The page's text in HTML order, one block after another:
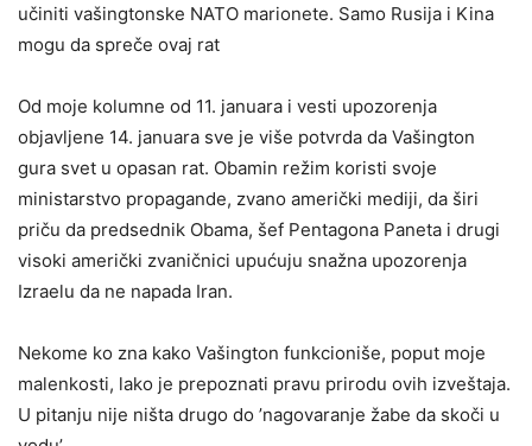
učiniti vašingtonske NATO marionete. Samo Rusija i Kina
mogu da spreče ovaj rat
Od moje kolumne od 11. januara i vesti upozorenja
objavljene 14. januara sve je više potvrda da Vašington
gura svet u opasan rat. Obamin režim koristi svoje
ministarstvo propagande, zvano američki mediji, da širi
priču da predsednik Obama, šef Pentagona Paneta i drugi
visoki američki zvaničnici upućuju snažna upozorenja
Izraelu da ne napada Iran.
Nekome ko zna kako Vašington funkcioniše, poput moje
malenkosti, lako je prepoznati pravu prirodu ovih izveštaja.
U pitanju nije ništa drugo do ’nagovaranje žabe da skoči u